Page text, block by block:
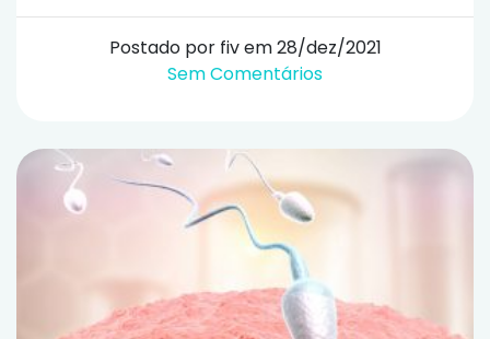
Postado por fiv em 28/dez/2021
Sem Comentários